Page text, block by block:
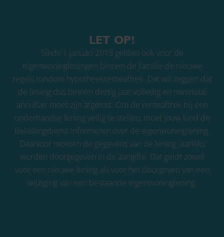
LET OP!
Sinds 1 januari 2013 gelden ook voor de
eigenwoningleningen binnen de familie de nieuwe
regels rondom hypotheekrenteaftrek. Dat wil zeggen dat
de lening dus binnen dertig jaar volledig en minimaal
annuïtair moet zijn afgelost. Om de renteaftrek bij een
onderhandse lening veilig te stellen, moet jouw kind de
Belastingdienst informeren over de eigenwoninglening.
Daarvoor moeten de gegevens van de lening jaarlijks
worden doorgegeven in de aangifte. Dat geldt zowel
voor een nieuwe lening als voor het doorgeven van een
wijziging van een bestaande eigenwoninglening.